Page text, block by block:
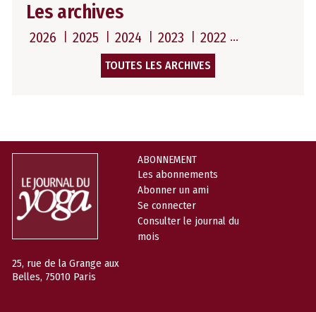
Les archives
2026 2025 2024 2023 2022
TOUTES LES ARCHIVES
25, rue de la Grange aux
Belles, 75010 Paris
ABONNEMENT
Les abonnements
Abonner un ami
Se connecter
Consulter le journal du
mois